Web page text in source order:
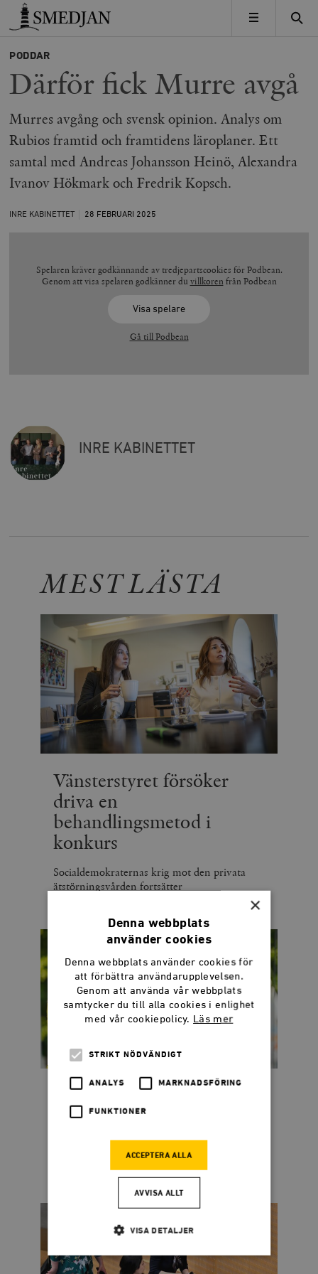
Timbro
MENY
PODDAR
Därför fick Murre avgå
Murres avgång och svensk opinion. Analys om
Rubios framtid och framtidens läroplaner. Ett
samtal med Andreas Johansson Heinö, Alexandra
Ivanov Hökmark och Fredrik Kopsch.
INRE KABINETTET 28 FEBRUARI 2025
Spelaren kräver godkännande av tredjepartscookies för Podbean.
Genom att visa spelaren godkänner du villkoren från Podbean
Visa spelare
Gå till Podbean
INRE KABINETTET
MEST LÄSTA
Vänsterstyret försöker
driva en
behandlingsmetod i
konkurs
Socialdemokraternas krig mot den privata
ätstörningsvården fortsätter
Dadgostar kostar 44
miljoner per sekund
frågan: Vem betalar notan?
×
Denna webbplats
använder cookies
Denna webbplats använder cookies för
att förbättra användarupplevelsen.
Genom att använda vår webbplats
samtycker du till alla cookies i enlighet
med vår cookiepolicy. Läs mer
STRIKT NÖDVÄNDIGT
ANALYS MARKNADSFÖRING
FUNKTIONER
ACCEPTERA ALLA
AVVISA ALLT
VISA DETALJER